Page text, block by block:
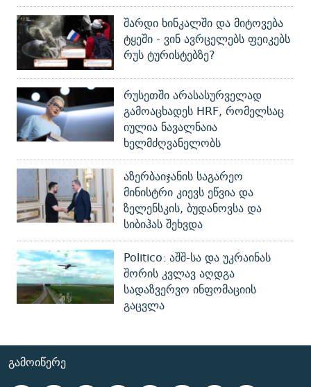
შარდი ხინკალში და მიტოვება
ტყეში - ვინ ავრცელებს ფეიკებს
რუს ტურისტებზე?
რუსეთში არასასურველად
გამოაცხადეს HRF, რომელსაც
იულია ნავალნაია
ხელმძღვანელობს
აზერბაიჯანის საგარეო
მინისტრი კიევს ეწვია და
ზელენსკის, ბუდანოვსა და
სიბიჰას შეხვდა
Politico: აშშ-სა და უკრაინას
შორის კვლავ აღდგა
სადაზვერვო ინფომაციის
გაცვლა
ᲒᲐᲛᲝᲘᲬᲔᲠᲔ